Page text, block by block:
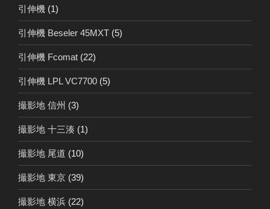
引伸機 (1)
引伸機 Beseler 45MXT (5)
引伸機 Fcomat (22)
引伸機 LPL VC7700 (5)
撮影地 信州 (3)
撮影地 十三湊 (1)
撮影地 尾道 (10)
撮影地 東京 (39)
撮影地 横浜 (22)